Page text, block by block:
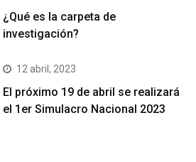
¿Qué es la carpeta de
investigación?
12 abril, 2023
El próximo 19 de abril se realizará
el 1er Simulacro Nacional 2023